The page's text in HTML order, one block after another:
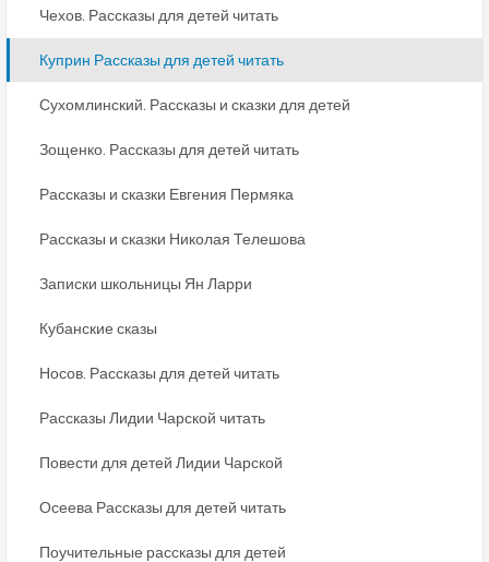
Чехов. Рассказы для детей читать
Куприн Рассказы для детей читать
Сухомлинский. Рассказы и сказки для детей
Зощенко. Рассказы для детей читать
Рассказы и сказки Евгения Пермяка
Рассказы и сказки Николая Телешова
Записки школьницы Ян Ларри
Кубанские сказы
Носов. Рассказы для детей читать
Рассказы Лидии Чарской читать
Повести для детей Лидии Чарской
Осеева Рассказы для детей читать
Поучительные рассказы для детей